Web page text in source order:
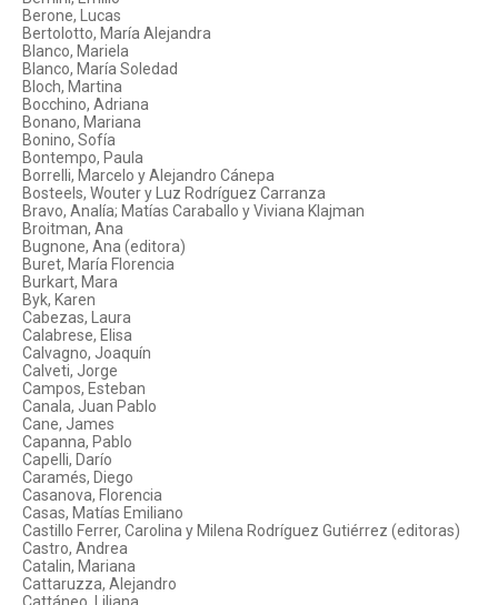
Berone, Lucas
Bertolotto, María Alejandra
Blanco, Mariela
Blanco, María Soledad
Bloch, Martina
Bocchino, Adriana
Bonano, Mariana
Bonino, Sofía
Bontempo, Paula
Borrelli, Marcelo y Alejandro Cánepa
Bosteels, Wouter y Luz Rodríguez Carranza
Bravo, Analía; Matías Caraballo y Viviana Klajman
Broitman, Ana
Bugnone, Ana (editora)
Buret, María Florencia
Burkart, Mara
Byk, Karen
Cabezas, Laura
Calabrese, Elisa
Calvagno, Joaquín
Calveti, Jorge
Campos, Esteban
Canala, Juan Pablo
Cane, James
Capanna, Pablo
Capelli, Darío
Caramés, Diego
Casanova, Florencia
Casas, Matías Emiliano
Castillo Ferrer, Carolina y Milena Rodríguez Gutiérrez (editoras)
Castro, Andrea
Catalin, Mariana
Cattaruzza, Alejandro
Cattáneo, Liliana